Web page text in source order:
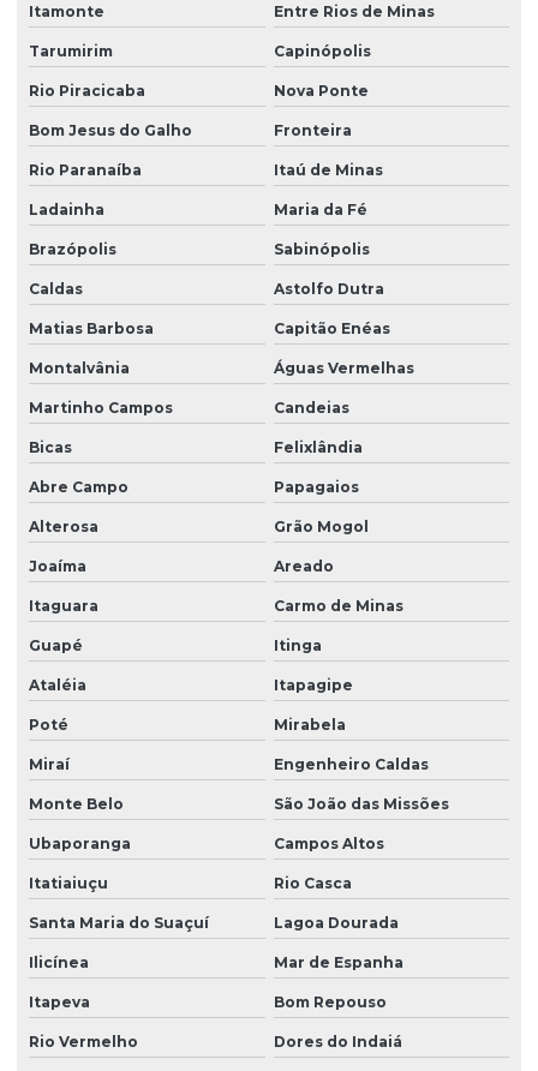
Itamonte Entre Rios de Minas
Tarumirim Capinópolis
Rio Piracicaba Nova Ponte
Bom Jesus do Galho Fronteira
Rio Paranaíba Itaú de Minas
Ladainha Maria da Fé
Brazópolis Sabinópolis
Caldas Astolfo Dutra
Matias Barbosa Capitão Enéas
Montalvânia Águas Vermelhas
Martinho Campos Candeias
Bicas Felixlândia
Abre Campo Papagaios
Alterosa Grão Mogol
Joaíma Areado
Itaguara Carmo de Minas
Guapé Itinga
Ataléia Itapagipe
Poté Mirabela
Miraí Engenheiro Caldas
Monte Belo São João das Missões
Ubaporanga Campos Altos
Itatiaiuçu Rio Casca
Santa Maria do Suaçuí Lagoa Dourada
Ilicínea Mar de Espanha
Itapeva Bom Repouso
Rio Vermelho Dores do Indaiá